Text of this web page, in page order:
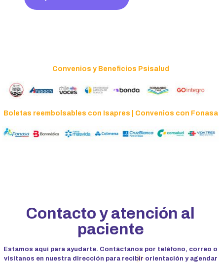
Convenios y Beneficios Psisalud
Boletas reembolsables con Isapres | Convenios con Fonasa
Contacto y atención al
paciente
Estamos aquí para ayudarte. Contáctanos por teléfono, correo o
visítanos en nuestra dirección para recibir orientación y agendar